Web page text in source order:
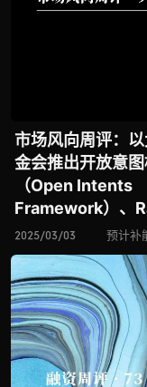
市场风向周评：
金会推出开放意
（Open Intents
Framework）、
议 AltLayer 推出
Agent 解决方案
Autonome、以
网络 Metis 宣布进
赛道
2025/03/03 预计补